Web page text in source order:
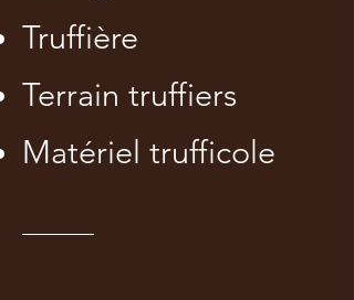
Truffière
Terrain truffiers
Matériel trufficole